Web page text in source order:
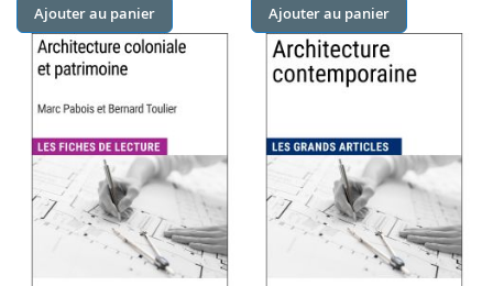
Ajouter au panier Ajouter au panier